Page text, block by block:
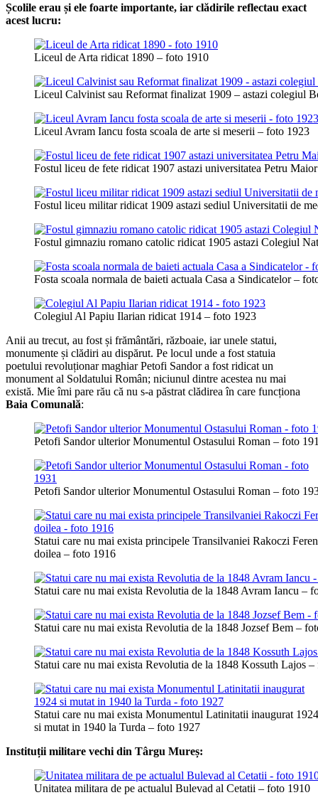
Școlile erau și ele foarte importante, iar clădirile reflectau exact
acest lucru:
Liceul de Arta ridicat 1890 – foto 1910
Liceul Calvinist sau Reformat finalizat 1909 – astazi colegiul
Liceul Avram Iancu fosta scoala de arte si meserii – foto 1923
Fostul liceu de fete ridicat 1907 astazi universitatea Petru
Fostul liceu militar ridicat 1909 astazi sediul Universitatii de
Fostul gimnaziu romano catolic ridicat 1905 astazi Colegiul
Fosta scoala normala de baieti actuala Casa a Sindicatelor –
Colegiul Al Papiu Ilarian ridicat 1914 – foto 1923
Anii au trecut, au fost și frământări, războaie, iar unele statui,
monumente și clădiri au dispărut. Pe locul unde a fost statuia
poetului revoluționar maghiar Petofi Sandor a fost ridicat un
monument al Soldatului Român; niciunul dintre acestea nu mai
există. Mie îmi pare rău că nu s-a păstrat clădirea în care funcționa
Baia Comunală:
Petofi Sandor ulterior Monumentul Ostasului Roman – foto
Petofi Sandor ulterior Monumentul Ostasului Roman – foto
Statui care nu mai exista principele Transilvaniei Rakoczi
doilea – foto 1916
Statui care nu mai exista Revolutia de la 1848 Avram Iancu –
Statui care nu mai exista Revolutia de la 1848 Jozsef Bem –
Statui care nu mai exista Revolutia de la 1848 Kossuth Lajos
Statui care nu mai exista Monumentul Latinitatii inaugurat 1924
si mutat in 1940 la Turda – foto 1927
Instituții militare vechi din Târgu Mureș:
Unitatea militara de pe actualul Bulevad al Cetatii – foto 1910